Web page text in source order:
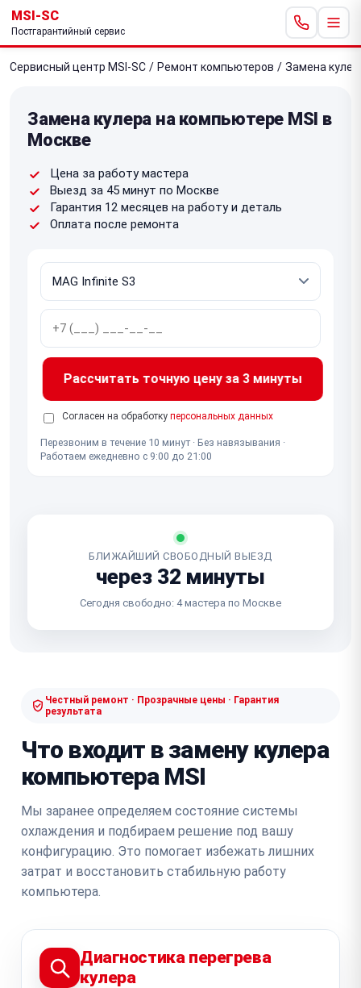
MSI-SC
Постгарантийный сервис
Сервисный центр MSI-SC / Ремонт компьютеров / Замена
Замена кулера на компьютере MSI в
Москве
Цена за работу мастера
Выезд за 45 минут по Москве
Гарантия 12 месяцев на работу и деталь
Оплата после ремонта
Рассчитать точную цену за 3 минуты
Согласен на обработку персональных данных
Перезвоним в течение 10 минут · Без навязывания ·
Работаем ежедневно с 9:00 до 21:00
БЛИЖАЙШИЙ СВОБОДНЫЙ ВЫЕЗД
через 32 минуты
Сегодня свободно: 4 мастера по Москве
Честный ремонт · Прозрачные цены · Гарантия
результата
Что входит в замену кулера
компьютера MSI
Мы заранее определяем состояние системы
охлаждения и подбираем решение под вашу
конфигурацию. Это помогает избежать лишних
затрат и восстановить стабильную работу
компьютера.
Диагностика перегрева
кулера